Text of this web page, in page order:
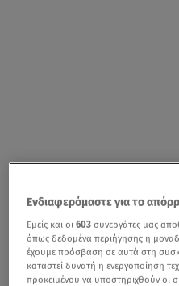
Ενδιαφερόμαστε για το
Εμείς και οι603 συνεργάτες μας
όπως δεδομένα περιήγησης ή
έχουμε πρόσβαση σε αυτά στη
καταστεί δυνατή η ενεργοποίηση
προκειμένου να υποστηριχθούν οι